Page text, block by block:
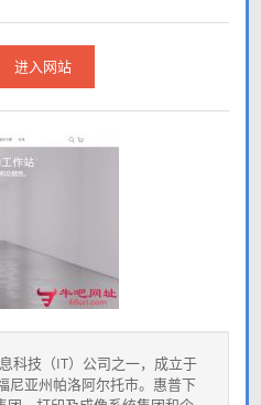
进入网站
科技（IT）公司之一，成立于
尼亚州帕洛阿尔托市。惠普下